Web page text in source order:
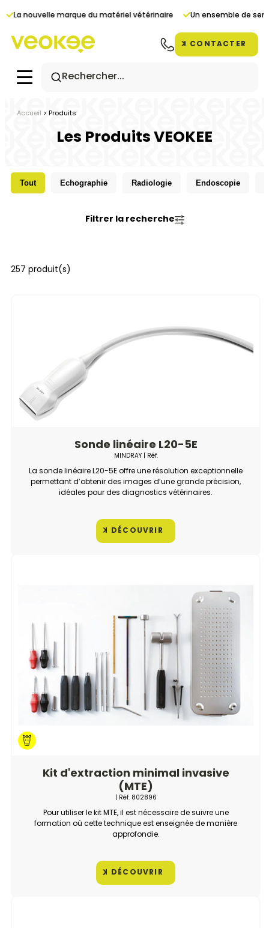
nouvelle marque du matériel vétérinaire Un ensemble de services
CONTACTER
Accueil > Produits
Les Produits VEOKEE
Tout Echographie Radiologie Endoscopie
Filtrer la recherche
257 produit(s)
Sonde linéaire L20-5E
MINDRAY| Réf.
La sonde linéaire L20-5E offre une résolution exceptionnelle
permettant d’obtenir des images d’une grande précision,
idéales pour des diagnostics vétérinaires.
DÉCOUVRIR
Kit d'extraction minimal invasive
(MTE)
| Réf. 802896
Pour utiliser le kit MTE, il est nécessaire de suivre une
formation où cette technique est enseignée de manière
approfondie.
DÉCOUVRIR